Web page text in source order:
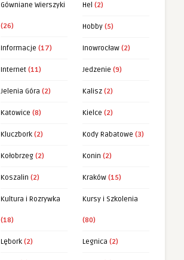
Gówniane Wierszyki
(26)
Hel (2)
Hobby (5)
Informacje (17) Inowrocław (2)
Internet (11) Jedzenie (9)
Jelenia Góra (2) Kalisz (2)
Katowice (8) Kielce (2)
Kluczbork (2) Kody Rabatowe (3)
Kołobrzeg (2) Konin (2)
Koszalin (2) Kraków (15)
Kultura i Rozrywka
(18)
Kursy i Szkolenia
(80)
Lębork (2) Legnica (2)